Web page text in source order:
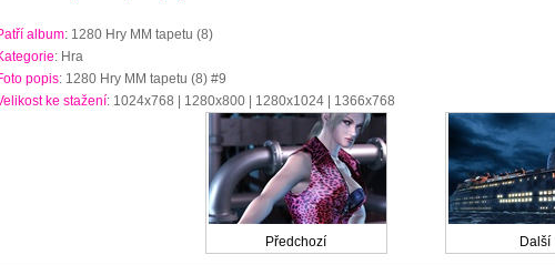
album: 1280 Hry MM tapetu (8)
: Hra
popis: 1280 Hry MM tapetu (8) #9
ke stažení: 1024x768 | 1280x800 | 1280x1024 | 1366x768
Předchozí Další